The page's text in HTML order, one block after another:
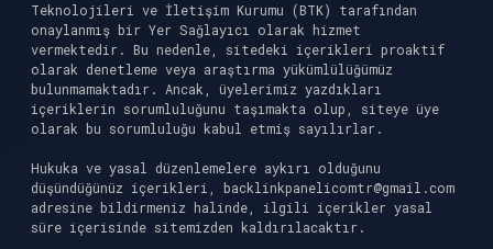
Teknolojileri ve İletişim Kurumu (BTK) tarafından
onaylanmış bir Yer Sağlayıcı olarak hizmet
vermektedir. Bu nedenle, sitedeki içerikleri proaktif
olarak denetleme veya araştırma yükümlülüğümüz
bulunmamaktadır. Ancak, üyelerimiz yazdıkları
içeriklerin sorumluluğunu taşımakta olup, siteye üye
olarak bu sorumluluğu kabul etmiş sayılırlar.
Hukuka ve yasal düzenlemelere aykırı olduğunu
düşündüğünüz içerikleri, backlinkpanelicomtr@gmail.com
adresine bildirmeniz halinde, ilgili içerikler yasal
süre içerisinde sitemizden kaldırılacaktır.